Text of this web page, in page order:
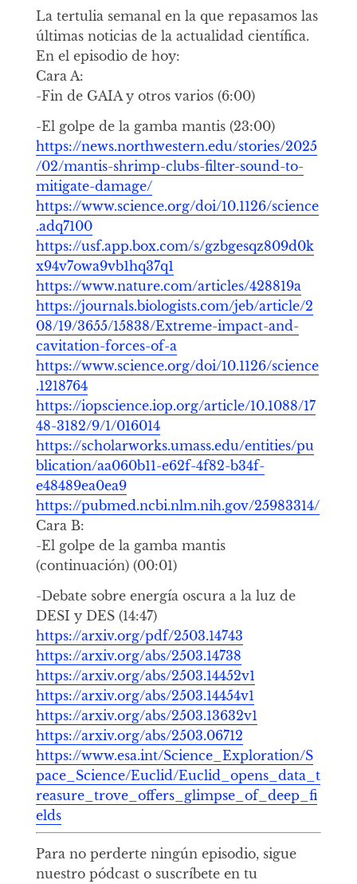
La tertulia semanal en la que repasamos las
últimas noticias de la actualidad científica.
En el episodio de hoy:
Cara A:
-Fin de GAIA y otros varios (6:00)
-El golpe de la gamba mantis (23:00)
https://news.northwestern.edu/stories/2025
/02/mantis-shrimp-clubs-filter-sound-to-
mitigate-damage/
https://www.science.org/doi/10.1126/science
.adq7100
https://usf.app.box.com/s/gzbgesqz809d0k
x94v7owa9vb1hq37q1
https://www.nature.com/articles/428819a
https://journals.biologists.com/jeb/article/2
08/19/3655/15838/Extreme-impact-and-
cavitation-forces-of-a
https://www.science.org/doi/10.1126/science
.1218764
https://iopscience.iop.org/article/10.1088/17
48-3182/9/1/016014
https://scholarworks.umass.edu/entities/pu
blication/aa060b11-e62f-4f82-b34f-
e48489ea0ea9
https://pubmed.ncbi.nlm.nih.gov/25983314/
Cara B:
-El golpe de la gamba mantis
(continuación) (00:01)
-Debate sobre energía oscura a la luz de
DESI y DES (14:47)
https://arxiv.org/pdf/2503.14743
https://arxiv.org/abs/2503.14738
https://arxiv.org/abs/2503.14452v1
https://arxiv.org/abs/2503.14454v1
https://arxiv.org/abs/2503.13632v1
https://arxiv.org/abs/2503.06712
https://www.esa.int/Science_Exploration/S
pace_Science/Euclid/Euclid_opens_data_t
reasure_trove_offers_glimpse_of_deep_fi
elds
Para no perderte ningún episodio, sigue
nuestro pódcast o suscríbete en tu